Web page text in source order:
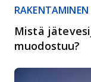
RAKENTAMINEN
Mistä
muodostuu?